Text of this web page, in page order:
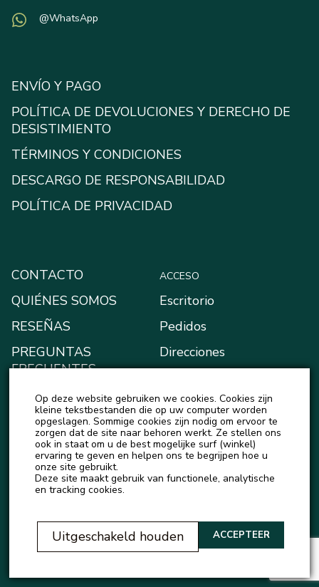
@WhatsApp
ENVÍO Y PAGO
POLÍTICA DE DEVOLUCIONES Y DERECHO DE
DESISTIMIENTO
TÉRMINOS Y CONDICIONES
DESCARGO DE RESPONSABILIDAD
POLÍTICA DE PRIVACIDAD
CONTACTO
QUIÉNES SOMOS
RESEÑAS
PREGUNTAS
FRECUENTES
BLOG
NOTICIAS
ACCESO
Escritorio
Pedidos
Direcciones
Mi monedero
Detalles de la cuenta
Salir
Op deze website gebruiken we cookies. Cookies zijn
kleine tekstbestanden die op uw computer worden
opgeslagen. Sommige cookies zijn nodig om ervoor te
zorgen dat de site naar behoren werkt. Ze stellen ons
ook in staat om u de best mogelijke surf (winkel)
ervaring te geven en helpen ons te begrijpen hoe u
onze site gebruikt.
Deze site maakt gebruik van functionele, analytische
en tracking cookies.
ACCEPTEER
Uitgeschakeld houden